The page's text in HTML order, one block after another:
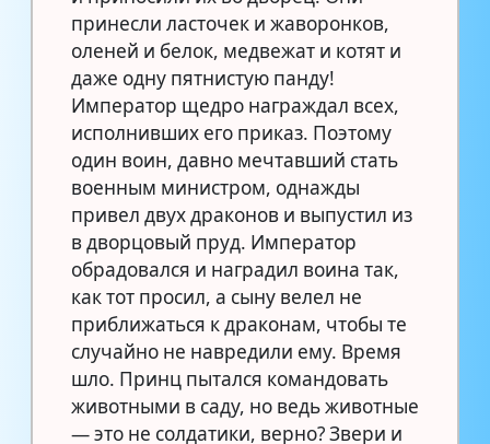
принесли ласточек и жаворонков,
оленей и белок, медвежат и котят и
даже одну пятнистую панду!
Император щедро награждал всех,
исполнивших его приказ. Поэтому
один воин, давно мечтавший стать
военным министром, однажды
привел двух драконов и выпустил из
в дворцовый пруд. Император
обрадовался и наградил воина так,
как тот просил, а сыну велел не
приближаться к драконам, чтобы те
случайно не навредили ему. Время
шло. Принц пытался командовать
животными в саду, но ведь животные
— это не солдатики, верно? Звери и